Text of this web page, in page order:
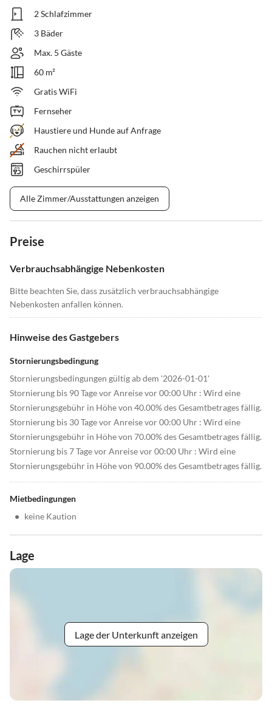
2 Schlafzimmer
3 Bäder
Max. 5 Gäste
60 m²
Gratis WiFi
Fernseher
Haustiere und Hunde auf Anfrage
Rauchen nicht erlaubt
Geschirrspüler
Alle Zimmer/Ausstattungen anzeigen
Preise
Verbrauchsabhängige Nebenkosten
Bitte beachten Sie, dass zusätzlich verbrauchsabhängige
Nebenkosten anfallen können.
Hinweise des Gastgebers
Stornierungsbedingung
Stornierungsbedingungen gültig ab dem '2026-01-01'
Stornierung bis 90 Tage vor Anreise vor 00:00 Uhr : Wird eine
Stornierungsgebühr in Höhe von 40.00% des Gesamtbetrages fällig.
Stornierung bis 30 Tage vor Anreise vor 00:00 Uhr : Wird eine
Stornierungsgebühr in Höhe von 70.00% des Gesamtbetrages fällig.
Stornierung bis 7 Tage vor Anreise vor 00:00 Uhr : Wird eine
Stornierungsgebühr in Höhe von 90.00% des Gesamtbetrages fällig.
Mietbedingungen
• keine Kaution
Lage
Lage der Unterkunft anzeigen